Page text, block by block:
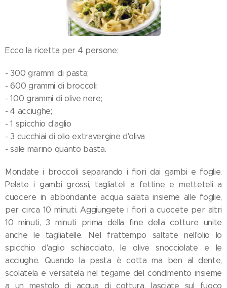
Ecco la ricetta per 4 persone:
- 300 grammi di pasta;
- 600 grammi di broccoli;
- 100 grammi di olive nere;
- 4 acciughe;
- 1 spicchio d'aglio
- 3 cucchiai di olio extravergine d'oliva
- sale marino quanto basta.
Mondate i broccoli separando i fiori dai gambi e foglie.
Pelate i gambi grossi, tagliateli a fettine e metteteli a
cuocere in abbondante acqua salata insieme alle foglie,
per circa 10 minuti. Aggiungete i fiori a cuocete per altri
10 minuti, 3 minuti prima della fine della cotture unite
anche le tagliatelle. Nel frattempo saltate nell'olio lo
spicchio d'aglio schiacciato, le olive snocciolate e le
acciughe. Quando la pasta è cotta ma ben al dente,
scolatela e versatela nel tegame del condimento insieme
a un mestolo di acqua di cottura, lasciate sul fuoco